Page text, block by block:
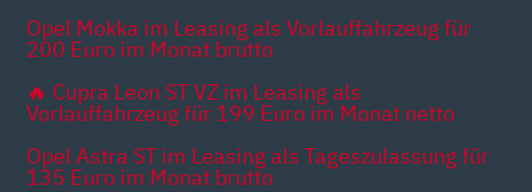
Opel Mokka im Leasing als Vorlauffahrzeug für
200 Euro im Monat brutto
🔥 Cupra Leon ST VZ im Leasing als
Vorlauffahrzeug für 199 Euro im Monat netto
Opel Astra ST im Leasing als Tageszulassung für
135 Euro im Monat brutto